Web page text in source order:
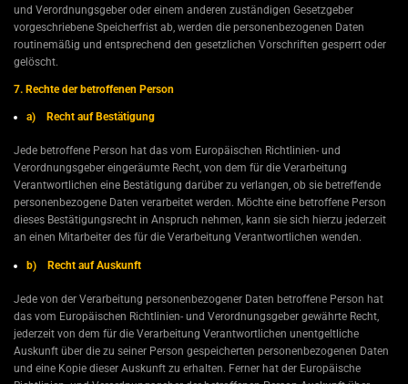
und Verordnungsgeber oder einem anderen zuständigen Gesetzgeber
vorgeschriebene Speicherfrist ab, werden die personenbezogenen Daten
routinemäßig und entsprechend den gesetzlichen Vorschriften gesperrt oder
gelöscht.
7. Rechte der betroffenen Person
a) Recht auf Bestätigung
Jede betroffene Person hat das vom Europäischen Richtlinien- und
Verordnungsgeber eingeräumte Recht, von dem für die Verarbeitung
Verantwortlichen eine Bestätigung darüber zu verlangen, ob sie betreffende
personenbezogene Daten verarbeitet werden. Möchte eine betroffene Person
dieses Bestätigungsrecht in Anspruch nehmen, kann sie sich hierzu jederzeit
an einen Mitarbeiter des für die Verarbeitung Verantwortlichen wenden.
b) Recht auf Auskunft
Jede von der Verarbeitung personenbezogener Daten betroffene Person hat
das vom Europäischen Richtlinien- und Verordnungsgeber gewährte Recht,
jederzeit von dem für die Verarbeitung Verantwortlichen unentgeltliche
Auskunft über die zu seiner Person gespeicherten personenbezogenen Daten
und eine Kopie dieser Auskunft zu erhalten. Ferner hat der Europäische